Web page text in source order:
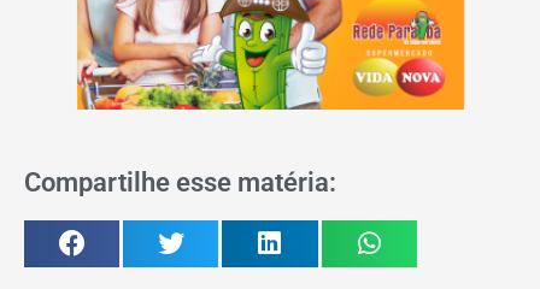
Compartilhe esse matéria: